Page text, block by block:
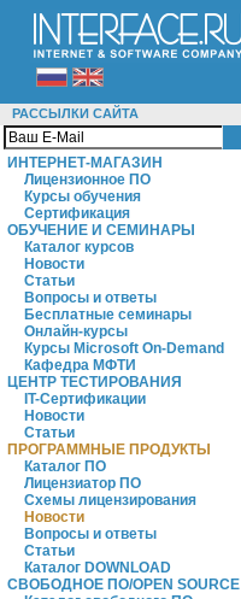
РАССЫЛКИ САЙТА
ИНТЕРНЕТ-МАГАЗИН
Лицензионное ПО
Курсы обучения
Сертификация
ОБУЧЕНИЕ И СЕМИНАРЫ
Каталог курсов
Новости
Статьи
Вопросы и ответы
Бесплатные семинары
Онлайн-курсы
Курсы Microsoft On-Demand
Кафедра МФТИ
ЦЕНТР ТЕСТИРОВАНИЯ
IT-Сертификации
Новости
Статьи
ПРОГРАММНЫЕ ПРОДУКТЫ
Каталог ПО
Лицензиатор ПО
Схемы лицензирования
Новости
Вопросы и ответы
Статьи
Каталог DOWNLOAD
СВОБОДНОЕ ПО/OPEN SOURCE